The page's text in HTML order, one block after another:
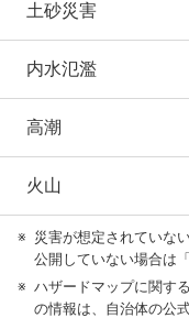
土砂災害
内水氾濫
高潮
火山
※ 災害が想定されていな
公開していない場合は
※ ハザードマップに関す
の情報は、自治体の公